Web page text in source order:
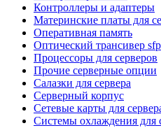
Контроллеры и адаптеры
Материнские платы для
Оперативная память
Оптический трансивер sfp
Процессоры для серверов
Прочие серверные опции
Салазки для сервера
Серверный корпус
Сетевые карты для
Системы охлаждения для